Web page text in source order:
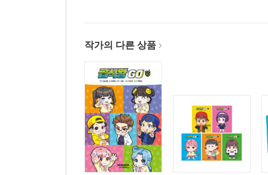
작가의 다른 상품